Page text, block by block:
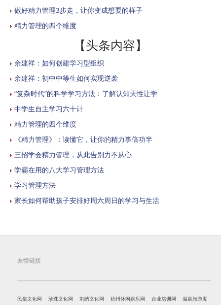
做好精力管理3步走，让你变成想要的样子
精力管理的四个维度
【头条内容】
余建祥：如何创建学习型组织
余建祥：初中中等生如何实现逆袭
“复杂时代”的科学学习方法：了解认知天性让学
中学生自主学习六十计
精力管理的四个维度
《精力管理》：读懂它，让你的精力事倍功半
三招学会精力管理，从此告别力不从心
学霸在用的八大学习管理方法
学习管理方法
家长如何帮助孩子安排好周六周日的学习与生活
友情链接
民俗文化网 珍珠文化网 刺绣文化网 杭州休闲娱乐网 企业培训网
温泉旅游度